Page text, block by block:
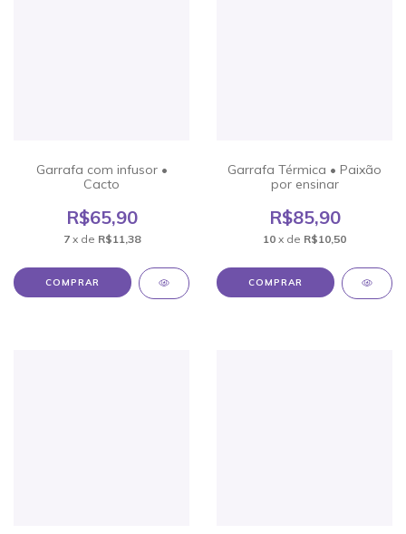
Garrafa com infusor •
Cacto
R$65,90
7 x de R$11,38
Garrafa Térmica • Paixão
por ensinar
R$85,90
10 x de R$10,50
COMPRAR